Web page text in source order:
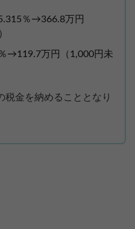
％→366.8万円
→119.7万円（1,000円未
税金を納めることとなり